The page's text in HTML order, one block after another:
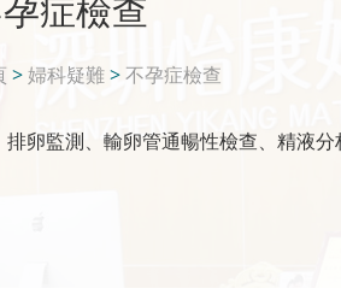
症檢查
>婦科疑難>不孕症檢查
卵監測、輸卵管通暢性檢查、精液